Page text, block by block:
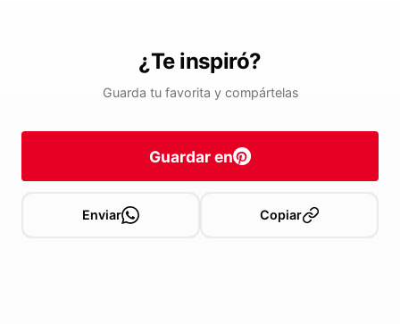
¿Te inspiró?
Guarda tu favorita y compártelas
Guardar en
Enviar Copiar